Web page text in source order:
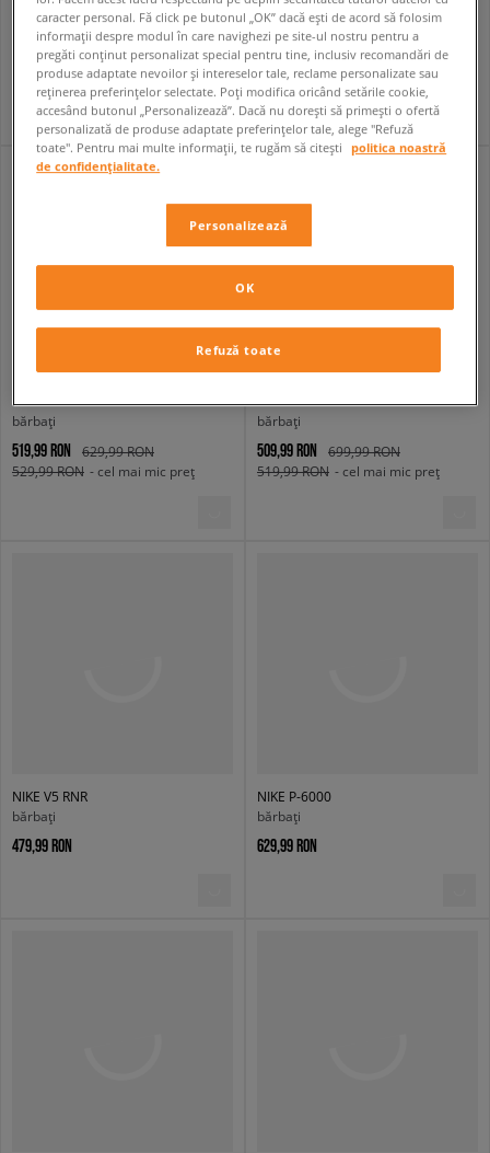
NIKE AIR MAX 90 PREMIUM
bărbați
649,99 RON
779,99 RON
659,99 RON - cel mai mic preț
NIKE AIR MAX MOTO 2K
bărbați
479,99 RON
679,99 RON
489,99 RON - cel mai mic preț
NIKE AIR FORCE 1 '07 LOW ESS 3X
bărbați
519,99 RON
629,99 RON
529,99 RON - cel mai mic preț
NIKE DUNK LOW GTX
bărbați
509,99 RON
699,99 RON
519,99 RON - cel mai mic preț
NIKE V5 RNR
bărbați
479,99 RON
NIKE P-6000
bărbați
629,99 RON
caracter personal. Fă click pe butonul „OK” dacă ești de acord să folosim
informații despre modul în care navighezi pe site-ul nostru pentru a
pregăti conținut personalizat special pentru tine, inclusiv recomandări de
produse adaptate nevoilor și intereselor tale, reclame personalizate sau
reținerea preferințelor selectate. Poți modifica oricând setările cookie,
accesând butonul „Personalizează”. Dacă nu dorești să primești o ofertă
personalizată de produse adaptate preferințelor tale, alege "Refuză
toate". Pentru mai multe informații, te rugăm să citești
politica noastră
de confidențialitate.
Personalizează
Refuză toate
OK